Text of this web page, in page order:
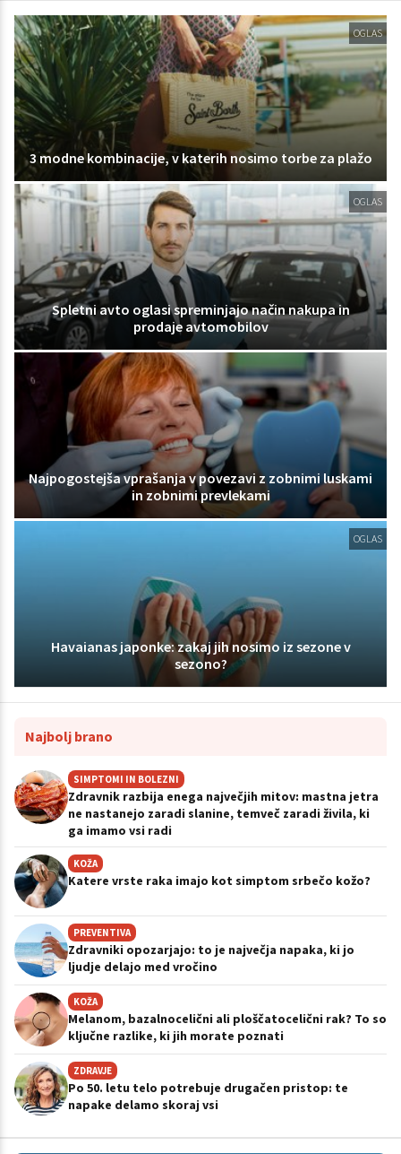
OGLAS
3 modne kombinacije, v katerih nosimo torbe za plažo
OGLAS
Spletni avto oglasi spreminjajo način nakupa in
prodaje avtomobilov
Najpogostejša vprašanja v povezavi z zobnimi luskami
in zobnimi prevlekami
OGLAS
Havaianas japonke: zakaj jih nosimo iz sezone v
sezono?
Najbolj brano
SIMPTOMI IN BOLEZNI
Zdravnik razbija enega največjih mitov: mastna jetra
ne nastanejo zaradi slanine, temveč zaradi živila, ki
ga imamo vsi radi
KOŽA
Katere vrste raka imajo kot simptom srbečo kožo?
PREVENTIVA
Zdravniki opozarjajo: to je največja napaka, ki jo
ljudje delajo med vročino
KOŽA
Melanom, bazalnocelični ali ploščatocelični rak? To so
ključne razlike, ki jih morate poznati
ZDRAVJE
Po 50. letu telo potrebuje drugačen pristop: te
napake delamo skoraj vsi